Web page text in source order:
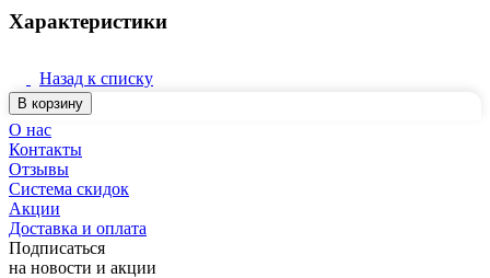
Характеристики
Назад к списку
В корзину
О нас
Контакты
Отзывы
Система скидок
Акции
Доставка и оплата
Подписаться
на новости и акции